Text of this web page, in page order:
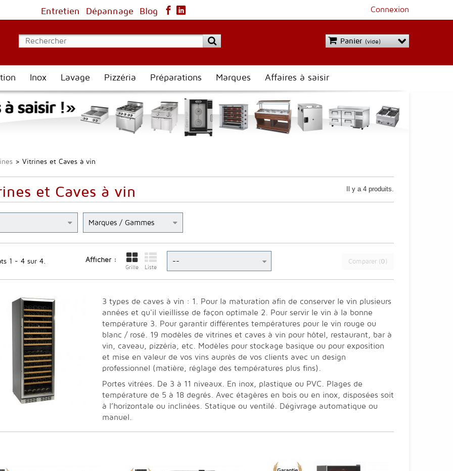
Connexion
Entretien Dépannage Blog
Panier (vide)
Inox Lavage Pizzéria Préparations Marques Affaires à saisir
> Vitrines et Caves à vin
et Caves à vin Il y a 4 produits.
Marques / Gammes
1 - 4 sur 4. Afficher :
Grille Liste
Comparer (0)
3 types de caves à vin : 1. Pour la maturation afin de conserver le vin plusieurs
années et qu'il vieillisse de façon optimale 2. Pour servir le vin à la bonne
température 3. Pour garantir différentes températures pour le vin rouge ou
blanc / rosé. 19 modèles de vitrines et caves à vin pour hôtel, restaurant, bar à
vin, caveau, pizzéria, etc. Modèles pour stockage basique ou pour exposition
et mise en valeur de vos vins auprès de vos clients avec un design
professionnel (matière, réglage des températures plus fins).
Portes vitrées. De 3 à 11 niveaux. En inox, plastique ou PVC. Plages de
température de 5 à 18 degrés. Avec étagères en bois ou en inox, disposées soit
à l’horizontale ou inclinées. Statique ou ventilé. Dégivrage automatique ou
manuel.